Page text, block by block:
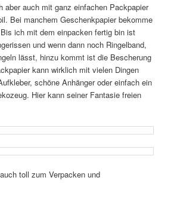
aber auch mit ganz einfachen Packpapier
Bei manchem Geschenkpapier bekomme
ich mit dem einpacken fertig bin ist
und wenn dann noch Ringelband,
lässt, hinzu kommt ist die Bescherung
kann wirklich mit vielen Dingen
schöne Anhänger oder einfach ein
Hier kann seiner Fantasie freien
toll zum Verpacken und